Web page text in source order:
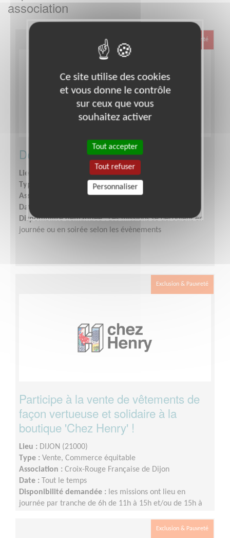
association
Santé
Devenir secouriste à la Croix-Rouge
Lieu :
COTE-D'OR (21)
Type :
Secourisme, Santé, Soins
Association :
Croix-Rouge Française de Dijon
Date :
Disponibilité demandée :Les missions se déroulent en
journée ou en soirée selon les évènements
Exclusion & Pauvreté
Participe à la vente de vêtements de
façon vertueuse et solidaire à la
boutique 'Chez Henry' !
Lieu : DIJON (21000)
Type : Vente, Commerce équitable
Association : Croix-Rouge Française de Dijon
Date : Tout le temps
Disponibilité demandée : les missions ont lieu en
journée par tranche de 6h de 11h à 15h et/ou de 15h à
vendredis et samedis. Pas de fréquence de présence
Exclusion & Pauvreté
Ce site utilise des cookies
et vous donne le contrôle
sur ceux que vous
souhaitez activer
Tout accepter
Tout refuser
Personnaliser